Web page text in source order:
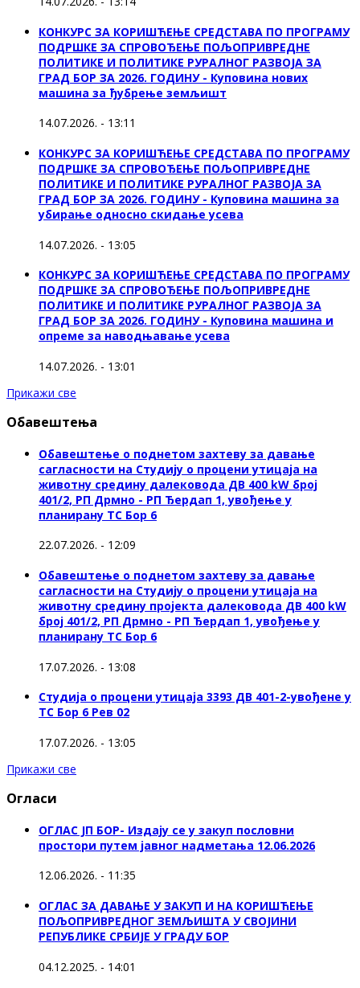
КОНКУРС ЗА КОРИШЋЕЊЕ СРЕДСТАВА ПО ПРОГРАМУ
ПОДРШКЕ ЗА СПРОВОЂЕЊЕ ПОЉОПРИВРЕДНЕ
ПОЛИТИКЕ И ПОЛИТИКЕ РУРАЛНОГ РАЗВОЈА ЗА
ГРАД БОР ЗА 2026. ГОДИНУ - Куповина нових
машина за ђубрење земљишт
14.07.2026. - 13:11
КОНКУРС ЗА КОРИШЋЕЊЕ СРЕДСТАВА ПО ПРОГРАМУ
ПОДРШКЕ ЗА СПРОВОЂЕЊЕ ПОЉОПРИВРЕДНЕ
ПОЛИТИКЕ И ПОЛИТИКЕ РУРАЛНОГ РАЗВОЈА ЗА
ГРАД БОР ЗА 2026. ГОДИНУ - Куповинa машина за
убирање односно скидање усева
14.07.2026. - 13:05
КОНКУРС ЗА КОРИШЋЕЊЕ СРЕДСТАВА ПО ПРОГРАМУ
ПОДРШКЕ ЗА СПРОВОЂЕЊЕ ПОЉОПРИВРЕДНЕ
ПОЛИТИКЕ И ПОЛИТИКЕ РУРАЛНОГ РАЗВОЈА ЗА
ГРАД БОР ЗА 2026. ГОДИНУ - Куповина машина и
опреме за наводњавање усева
14.07.2026. - 13:01
Прикажи све
Обавештења
Обавештење о поднетом захтеву за давање
сагласности на Студију о процени утицаја на
животну средину далековода ДВ 400 kW број
401/2, РП Дрмно - РП Ђердап 1, увођење у
планирану ТС Бор 6
22.07.2026. - 12:09
Обавештење о поднетом захтеву за давање
сагласности на Студију о процени утицаја на
животну средину пројекта далековода ДВ 400 kW
број 401/2, РП Дрмно - РП Ђердап 1, увођење у
планирану ТС Бор 6
17.07.2026. - 13:08
Студија о процени утицаја 3393 ДВ 401-2-увођене у
ТС Бор 6 Рев 02
17.07.2026. - 13:05
Прикажи све
Огласи
ОГЛАС ЈП БОР- Издају се у закуп пословни
простори путем јавног надметања 12.06.2026
12.06.2026. - 11:35
ОГЛАС ЗА ДАВАЊЕ У ЗАКУП И НА КОРИШЋЕЊЕ
ПОЉОПРИВРЕДНОГ ЗЕМЉИШТА У СВОЈИНИ
РЕПУБЛИКЕ СРБИЈЕ У ГРАДУ БОР
04.12.2025. - 14:01